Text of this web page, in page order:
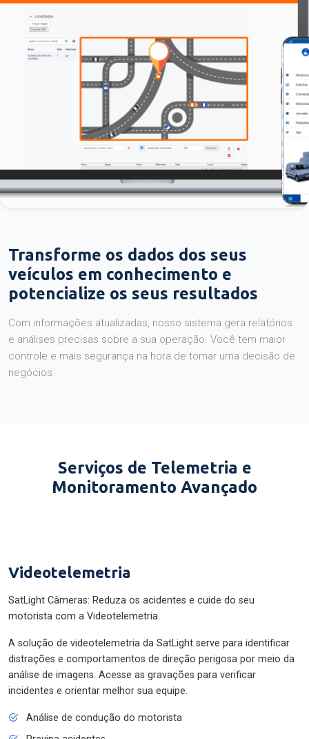
Transforme os dados dos seus
veículos em conhecimento e
potencialize os seus resultados
Com informações atualizadas, nosso sistema gera relatórios
e análises precisas sobre a sua operação. Você tem maior
controle e mais segurança na hora de tomar uma decisão de
negócios.
Serviços de Telemetria e
Monitoramento Avançado
Videotelemetria
SatLight Câmeras: Reduza os acidentes e cuide do seu
motorista com a Videotelemetria.
A solução de videotelemetria da SatLight serve para identificar
distrações e comportamentos de direção perigosa por meio da
análise de imagens. Acesse as gravações para verificar
incidentes e orientar melhor sua equipe.
Análise de condução do motorista